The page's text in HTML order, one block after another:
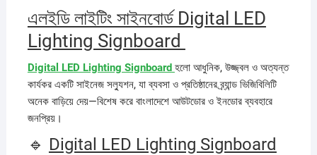
এলইডি লাইটিং সাইনবোর্ড Digital LED
Lighting Signboard
Digital LED Lighting Signboard হলো আধুনিক, উজ্জ্বল ও অত্যন্ত
কার্যকর একটি সাইনেজ সল্যুশন, যা ব্যবসা ও প্রতিষ্ঠানের ব্র্যান্ড ভিজিবিলিটি
অনেক বাড়িয়ে দেয়—বিশেষ করে বাংলাদেশে আউটডোর ও ইনডোর ব্যবহারে
জনপ্রিয়।
🔹 Digital LED Lighting Signboard